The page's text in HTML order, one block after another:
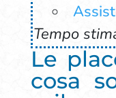
Tempo
Le
cosa